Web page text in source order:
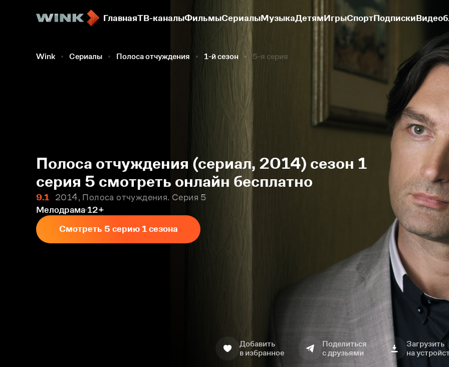
ГлавнаяТВ-каналыФильмыСериалыМузыкаДетямИгрыСпортПодписки
Wink Сериалы Полоса отчуждения 1-й сезон 5-я серия
Полоса отчуждения (сериал, 2014) сезон 1
серия 5 смотреть онлайн бесплатно
9.1
2014, Полоса отчуждения. Серия 5
Мелодрама 12+
Смотреть 5 серию 1 сезона
Добавить
в избранное
Поделиться
с друзьями
Загрузить
на